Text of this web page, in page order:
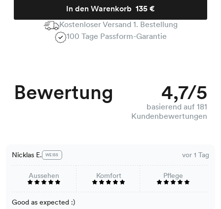
In den Warenkorb
Kostenloser Versand 1. Bestellung
100 Tage Passform-Garantie
Bewertung 4,7/5
basierend auf 181
Kundenbewertungen
Nicklas E. WEISS vor 1 Tag
Aussehen Komfort Pflege
Good as expected :)